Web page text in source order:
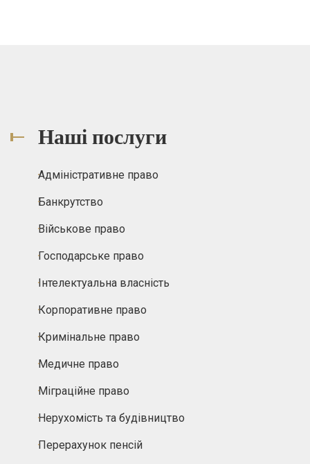
Наші послуги
Адміністративне право
Банкрутство
Військове право
Господарське право
Інтелектуальна власність
Корпоративне право
Кримінальне право
Медичне право
Міграційне право
Нерухомість та будівництво
Перерахунок пенсій